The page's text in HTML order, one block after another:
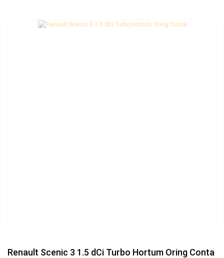
Renault Scenic 3 1.5 dCi Turbo Hortum Oring Conta